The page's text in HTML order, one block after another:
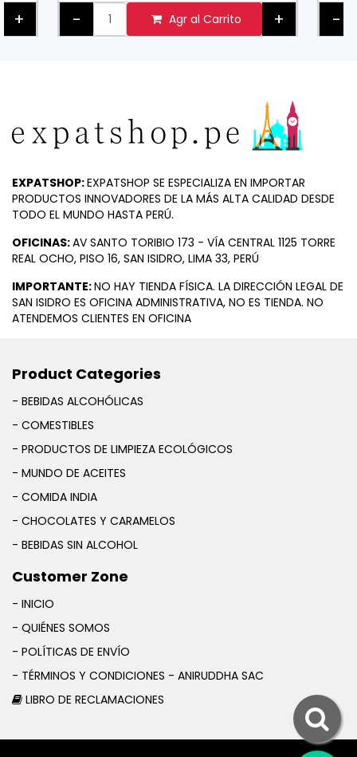
+ - Agr al Carrito + -
EXPATSHOP:EXPATSHOP SE ESPECIALIZA EN IMPORTAR
PRODUCTOS INNOVADORES DE LA MÁS ALTA CALIDAD DESDE
TODO EL MUNDO HASTA PERÚ.
OFICINAS:AV SANTO TORIBIO 173 - VÍA CENTRAL 1125 TORRE
REAL OCHO, PISO 16, SAN ISIDRO, LIMA 33, PERÚ
IMPORTANTE:NO HAY TIENDA FÍSICA. LA DIRECCIÓN LEGAL DE
SAN ISIDRO ES OFICINA ADMINISTRATIVA, NO ES TIENDA. NO
ATENDEMOS CLIENTES EN OFICINA
Product Categories
- BEBIDAS ALCOHÓLICAS
- COMESTIBLES
- PRODUCTOS DE LIMPIEZA ECOLÓGICOS
- MUNDO DE ACEITES
- COMIDA INDIA
- CHOCOLATES Y CARAMELOS
- BEBIDAS SIN ALCOHOL
Customer Zone
- INICIO
- QUIÉNES SOMOS
- POLÍTICAS DE ENVÍO
- TÉRMINOS Y CONDICIONES - ANIRUDDHA SAC
LIBRO DE RECLAMACIONES